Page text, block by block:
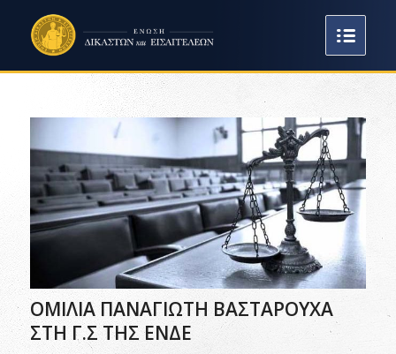
ΟΜΙΛΙΑ ΠΑΝΑΓΙΩΤΗ ΒΑΣΤΑΡΟΥΧΑ
ΣΤΗ Γ.Σ ΤΗΣ ΕΝΔΕ